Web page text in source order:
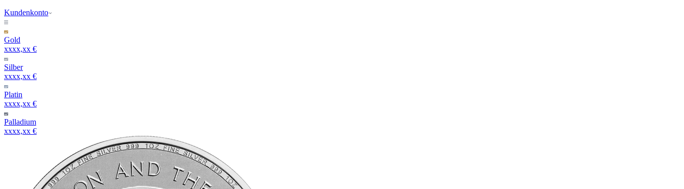
Kundenkonto
Gold
xxxx,xx €
Silber
xxxx,xx €
Platin
xxxx,xx €
Palladium
xxxx,xx €